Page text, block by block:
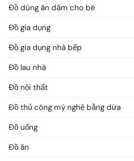
Đồ dùng ăn dặm cho bé
Đồ gia dụng
Đồ gia dụng nhà bếp
Đồ lau nhà
Đồ nội thất
Đồ thủ công mỹ nghệ bằng dừa
Đồ uống
Đồ ăn